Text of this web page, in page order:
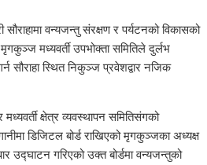
सौराहामा वन्यजन्तु संरक्षण र पर्यटनको विकासको
मध्यवर्ती उपभोक्ता समितिले दुर्लभ
सौराहा स्थित निकुञ्ज प्रवेशद्वार नजिक
क्षेत्र व्यवस्थापन समितिसंगको
डिजिटल बोर्ड राखिएको मृगकुञ्जका अध्यक्ष
उद्घाटन गरिएको उक्त बोर्डमा वन्यजन्तुको